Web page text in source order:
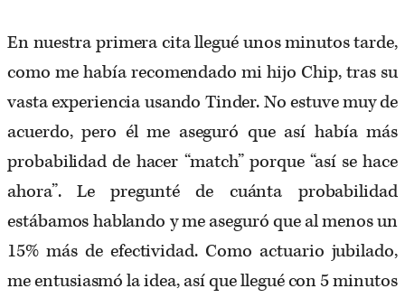
En nuestra primera cita llegué unos minutos tarde,
como me había recomendado mi hijo Chip, tras su
vasta experiencia usando Tinder. No estuve muy de
acuerdo, pero él me aseguró que así había más
probabilidad de hacer “match” porque “así se hace
ahora”. Le pregunté de cuánta probabilidad
estábamos hablando y me aseguró que al menos un
15% más de efectividad. Como actuario jubilado,
me entusiasmó la idea, así que llegué con 5 minutos